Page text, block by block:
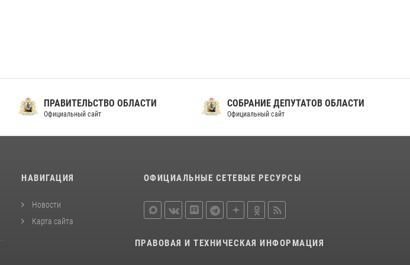
ПРАВИТЕЛЬСТВО ОБЛАСТИ
Официальный сайт
СОБРАНИЕ ДЕПУТАТОВ ОБЛАСТИ
Официальный сайт
НАВИГАЦИЯ
Новости
Карта сайта
ОФИЦИАЛЬНЫЕ СЕТЕВЫЕ РЕСУРСЫ
ПРАВОВАЯ И ТЕХНИЧЕСКАЯ ИНФОРМАЦИЯ